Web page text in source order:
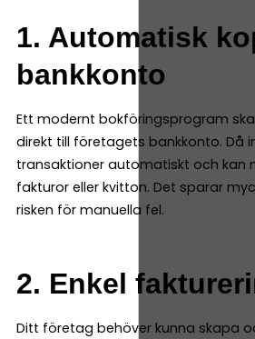
1. Automatisk
bankkonto
Ett modernt bokföringsprogram
direkt till företagets bankkonto. Då
transaktioner automatiskt och kan
fakturor eller kvitton. Det sparar
risken för manuella fel.
2. Enkel
Ditt företag behöver kunna skapa